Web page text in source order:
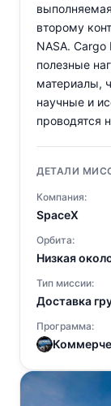
второму
NASA. Cargo
полезные
материалы,
научные и
проводятся
ДЕТАЛИ
Компания:
SpaceX
Орбита:
Низкая
Тип миссии:
Доставка
Программа: